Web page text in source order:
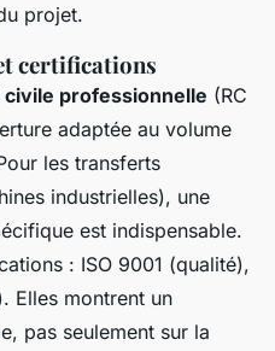
projet.
certifications
professionnelle (RC
adaptée au volume
les transferts
industrielles), une
est indispensable.
: ISO 9001 (qualité),
Elles montrent un
pas seulement sur la